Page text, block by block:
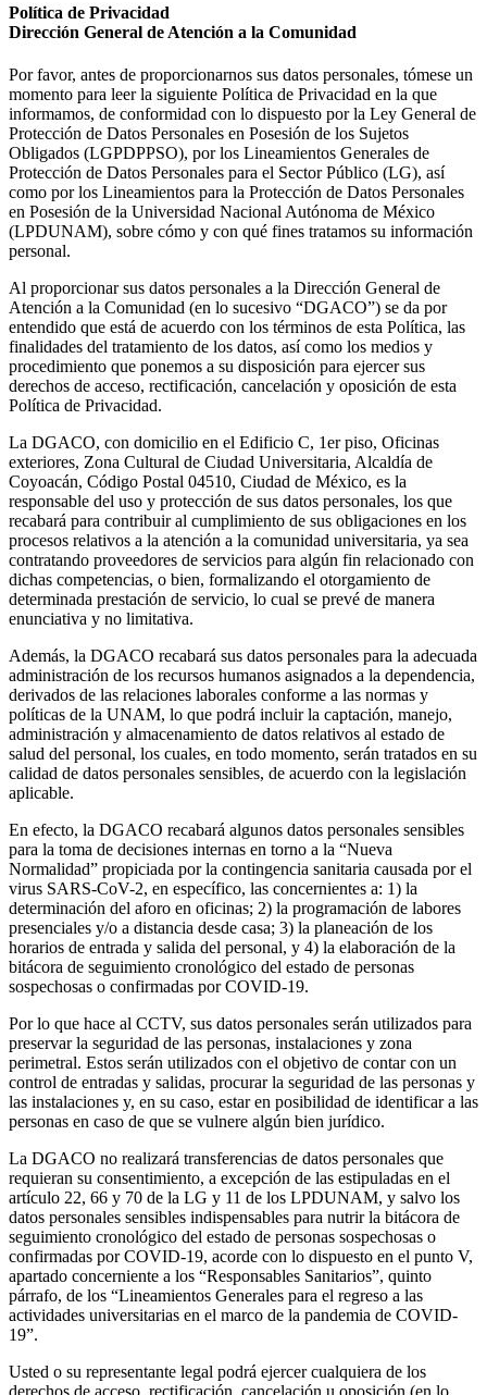
Política de Privacidad
Dirección General de Atención a la Comunidad
Por favor, antes de proporcionarnos sus datos personales, tómese un
momento para leer la siguiente Política de Privacidad en la que
informamos, de conformidad con lo dispuesto por la Ley General de
Protección de Datos Personales en Posesión de los Sujetos
Obligados (LGPDPPSO), por los Lineamientos Generales de
Protección de Datos Personales para el Sector Público (LG), así
como por los Lineamientos para la Protección de Datos Personales
en Posesión de la Universidad Nacional Autónoma de México
(LPDUNAM), sobre cómo y con qué fines tratamos su información
personal.
Al proporcionar sus datos personales a la Dirección General de
Atención a la Comunidad (en lo sucesivo “DGACO”) se da por
entendido que está de acuerdo con los términos de esta Política, las
finalidades del tratamiento de los datos, así como los medios y
procedimiento que ponemos a su disposición para ejercer sus
derechos de acceso, rectificación, cancelación y oposición de esta
Política de Privacidad.
La DGACO, con domicilio en el Edificio C, 1er piso, Oficinas
exteriores, Zona Cultural de Ciudad Universitaria, Alcaldía de
Coyoacán, Código Postal 04510, Ciudad de México, es la
responsable del uso y protección de sus datos personales, los que
recabará para contribuir al cumplimiento de sus obligaciones en los
procesos relativos a la atención a la comunidad universitaria, ya sea
contratando proveedores de servicios para algún fin relacionado con
dichas competencias, o bien, formalizando el otorgamiento de
determinada prestación de servicio, lo cual se prevé de manera
enunciativa y no limitativa.
Además, la DGACO recabará sus datos personales para la adecuada
administración de los recursos humanos asignados a la dependencia,
derivados de las relaciones laborales conforme a las normas y
políticas de la UNAM, lo que podrá incluir la captación, manejo,
administración y almacenamiento de datos relativos al estado de
salud del personal, los cuales, en todo momento, serán tratados en su
calidad de datos personales sensibles, de acuerdo con la legislación
aplicable.
En efecto, la DGACO recabará algunos datos personales sensibles
para la toma de decisiones internas en torno a la “Nueva
Normalidad” propiciada por la contingencia sanitaria causada por el
virus SARS-CoV-2, en específico, las concernientes a: 1) la
determinación del aforo en oficinas; 2) la programación de labores
presenciales y/o a distancia desde casa; 3) la planeación de los
horarios de entrada y salida del personal, y 4) la elaboración de la
bitácora de seguimiento cronológico del estado de personas
sospechosas o confirmadas por COVID-19.
Por lo que hace al CCTV, sus datos personales serán utilizados para
preservar la seguridad de las personas, instalaciones y zona
perimetral. Estos serán utilizados con el objetivo de contar con un
control de entradas y salidas, procurar la seguridad de las personas y
las instalaciones y, en su caso, estar en posibilidad de identificar a las
personas en caso de que se vulnere algún bien jurídico.
La DGACO no realizará transferencias de datos personales que
requieran su consentimiento, a excepción de las estipuladas en el
artículo 22, 66 y 70 de la LG y 11 de los LPDUNAM, y salvo los
datos personales sensibles indispensables para nutrir la bitácora de
seguimiento cronológico del estado de personas sospechosas o
confirmadas por COVID-19, acorde con lo dispuesto en el punto V,
apartado concerniente a los “Responsables Sanitarios”, quinto
párrafo, de los “Lineamientos Generales para el regreso a las
actividades universitarias en el marco de la pandemia de COVID-
19”.
Usted o su representante legal podrá ejercer cualquiera de los